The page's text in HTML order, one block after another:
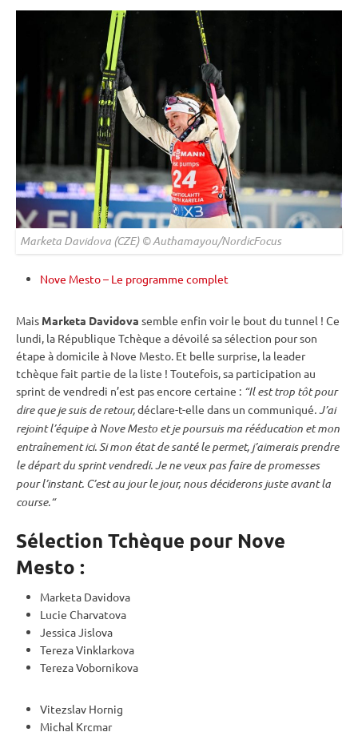
Marketa Davidova (CZE) © Authamayou/NordicFocus
Nove Mesto – Le programme complet
Mais Marketa Davidova semble enfin voir le bout du tunnel ! Ce
lundi, la République Tchèque a dévoilé sa sélection pour son
étape à domicile à Nove Mesto. Et belle surprise, la leader
tchèque fait partie de la liste ! Toutefois, sa participation au
sprint de vendredi n’est pas encore certaine : “Il est trop tôt pour
dire que je suis de retour,déclare-t-elle dans un communiqué. J’ai
rejoint l’équipe à Nove Mesto et je poursuis ma rééducation et mon
entraînement ici. Si mon état de santé le permet, j’aimerais prendre
le départ du sprintvendredi. Je ne veux pas faire de promesses
pour l’instant. C’est au jour le jour, nous déciderons juste avant la
course.“
Sélection Tchèque pour Nove
Mesto :
Marketa Davidova
Lucie Charvatova
Jessica Jislova
Tereza Vinklarkova
Tereza Vobornikova
Vitezslav Hornig
Michal Krcmar